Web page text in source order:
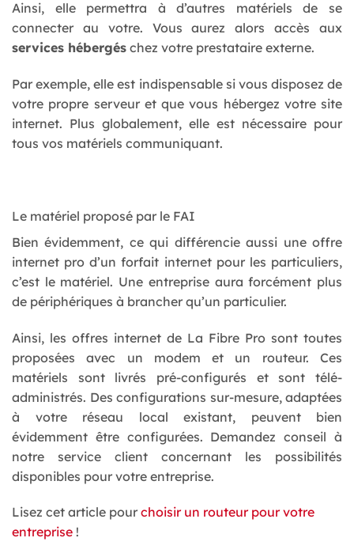
Ainsi, elle permettra à d’autres matériels de se
connecter au votre. Vous aurez alors accès aux
services hébergés chez votre prestataire externe.
Par exemple, elle est indispensable si vous disposez de
votre propre serveur et que vous hébergez votre site
internet. Plus globalement, elle est nécessaire pour
tous vos matériels communiquant.
Le matériel proposé par le FAI
Bien évidemment, ce qui différencie aussi une offre
internet pro d’un forfait internet pour les particuliers,
c’est le matériel. Une entreprise aura forcément plus
de périphériques à brancher qu’un particulier.
Ainsi, les offres internet de La Fibre Pro sont toutes
proposées avec un modem et un routeur. Ces
matériels sont livrés pré-configurés et sont télé-
administrés. Des configurations sur-mesure, adaptées
à votre réseau local existant, peuvent bien
évidemment être configurées. Demandez conseil à
notre service client concernant les possibilités
disponibles pour votre entreprise.
Lisez cet article pour choisir un routeur pour votre
entreprise !